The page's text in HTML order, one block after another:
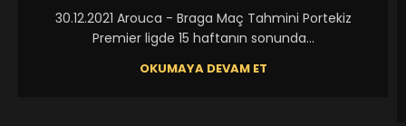
30.12.2021 Arouca - Braga Maç Tahmini Portekiz
Premier ligde 15 haftanın sonunda...
OKUMAYA DEVAM ET